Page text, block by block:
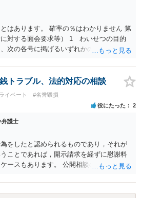
れることはないので、個人や会社の特定
おそらく特定して書き込んだとして
の責任に問われることはないでしょう。
はあります。 確率の％はわかりません 第
対する面会要求等） 1 わいせつの目的
次の各号に掲げるいずれかの行為をした
の日に生まれた者に限る。）は、一年以
の罰金に処する。 一 威迫し、偽計を用
すること。 二 拒まれたにもかかわらず、
。 三 金銭その他の利益を供与し、又は
て面会を要求すること。 2前項の罪を犯
当該十六歳未満の者と面会をした者は、
以下の罰金に処する。
トラブル、法的対応の相談
イベート #名誉毀損
役にたった 2
弁護士
をしたと認められるものであり，それが
ことであれば，開示請求を経ずに慰謝料
ースもあります。 公開相談の場では回答
しょう。